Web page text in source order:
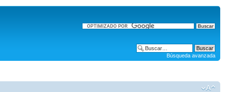
Búsqueda avanzada